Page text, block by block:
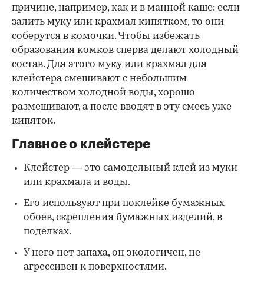
причине, например, как и в манной каше: если
залить муку или крахмал кипятком, то они
соберутся в комочки. Чтобы избежать
образования комков сперва делают холодный
состав. Для этого муку или крахмал для
клейстера смешивают с небольшим
количеством холодной воды, хорошо
размешивают, а после вводят в эту смесь уже
кипяток.
Главное о клейстере
Клейстер — это самодельный клей из муки
или крахмала и воды.
Его используют при поклейке бумажных
обоев, скрепления бумажных изделий, в
поделках.
У него нет запаха, он экологичен, не
агрессивен к поверхностями.